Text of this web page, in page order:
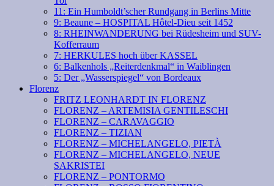
11: Ein Humboldt’scher Rundgang in Berlins Mitte
9: Beaune – HOSPITAL Hôtel-Dieu seit 1452
8: RHEINWANDERUNG bei Rüdesheim und SUV-
Kofferraum
7: HERKULES hoch über KASSEL
6: Balkenhols „Reiterdenkmal“ in Waiblingen
5: Der „Wasserspiegel“ von Bordeaux
Florenz
FRITZ LEONHARDT IN FLORENZ
FLORENZ – ARTEMISIA GENTILESCHI
FLORENZ – CARAVAGGIO
FLORENZ – TIZIAN
FLORENZ – MICHELANGELO, PIETÀ
FLORENZ – MICHELANGELO, NEUE
SAKRISTEI
FLORENZ – PONTORMO